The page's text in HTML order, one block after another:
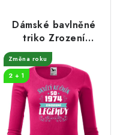
Dámské bavlněné
triko Zrození
legendy
Změna roku
2 + 1